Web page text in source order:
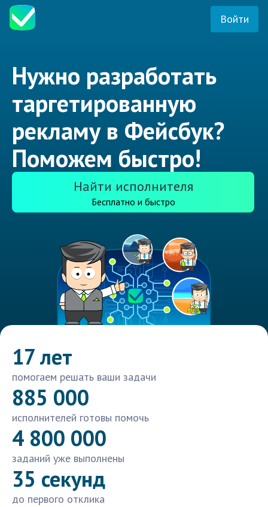
Войти
Нужно разработать
таргетированную
рекламу в Фейсбук?
Поможем быстро!
Найти исполнителя
Бесплатно и быстро
17 лет
помогаем решать ваши задачи
885 000
исполнителей готовы помочь
4 800 000
заданий уже выполнены
35 секунд
до первого отклика